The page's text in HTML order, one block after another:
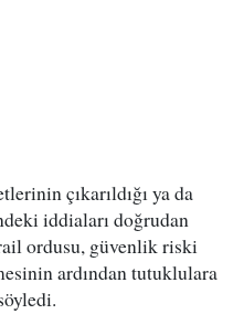
çıkarıldığı ya da
iddiaları doğrudan
ordusu, güvenlik riski
ardından tutuklulara